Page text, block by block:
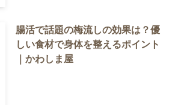
腸活で話題の梅流しの効果は？優
しい食材で身体を整えるポイント
｜かわしま屋